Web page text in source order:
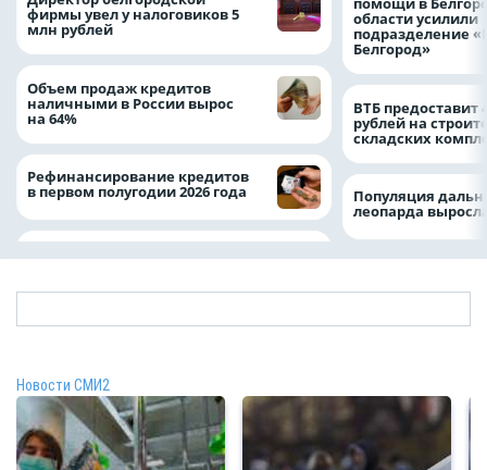
фирмы увел у налоговиков 5
млн рублей
Объем продаж кредитов
наличными в России вырос
на 64%
Рефинансирование кредитов
в первом полугодии 2026 года
области усилили
подразделение
Белгород»
ВТБ предоставит
рублей на
складских
Популяция
леопарда
Новости СМИ2